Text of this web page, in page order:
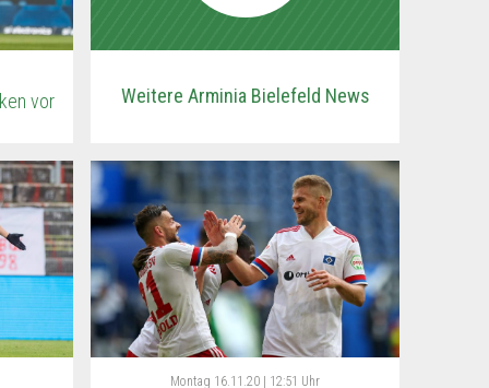
vor Weitere Arminia Bielefeld News
Montag 16.11.20 | 12:51 Uhr